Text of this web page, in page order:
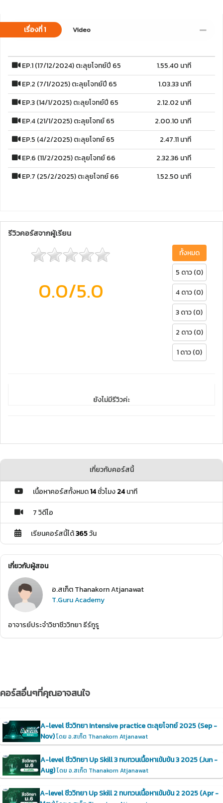
เรื่องที่ 1 Video
EP.1 (17/12/2024) ตะลุยโจทย์ปี 65
1.55.40 นาที
EP.2 (7/1/2025) ตะลุยโจทย์ปี 65
1.03.33 นาที
EP.3 (14/1/2025) ตะลุยโจทย์ปี 65
2.12.02 นาที
EP.4 (21/1/2025) ตะลุยโจทย์ 65
2.00.10 นาที
EP.5 (4/2/2025) ตะลุยโจทย์ 65
2.47.11 นาที
EP.6 (11/2/2025) ตะลุยโจทย์ 66
2.32.36 นาที
EP.7 (25/2/2025) ตะลุยโจทย์ 66
1.52.50 นาที
รีวิวคอร์สจากผู้เรียน
0.0/5.0
ทั้งหมด
5 ดาว (0)
4 ดาว (0)
3 ดาว (0)
2 ดาว (0)
1 ดาว (0)
ยังไม่มีรีวิวค่ะ
เกี่ยวกับคอร์สนี้
เนื้อหาคอร์สทั้งหมด14ชั่วโมง24นาที
7 วิดีโอ
เรียนคอร์สนี้ได้365วัน
เกี่ยวกับผู้สอน
อ.สเก็ต Thanakorn Atjanawat
T.Guru Academy
อาจารย์ประจำวิชาชีววิทยา ธีร์กูรู
คอร์สอื่นๆที่คุณอาจสนใจ
A-level ชีววิทยา Intensive practice ตะลุยโจทย์ 2025 (Sep -
Nov)โดย อ.สเก็ต Thanakorn Atjanawat
A-level ชีววิทยา Up Skill 3 ทบทวนเนื้อหาเข้มข้น 3 2025 (Jun -
Aug)โดย อ.สเก็ต Thanakorn Atjanawat
A-level ชีววิทยา Up Skill 2 ทบทวนเนื้อหาเข้มข้น 2 2025 (Apr -